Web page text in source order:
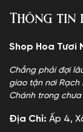
Thông tin
Shop Hoa Tươi
Chẳng phải đợi
giao tận nơi Rạch
Chánh trong chưa
Địa Chỉ: Ấp 4,